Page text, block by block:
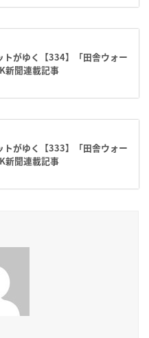
トがゆく【334】「田舎ウォー
新聞連載記事
トがゆく【333】「田舎ウォー
新聞連載記事